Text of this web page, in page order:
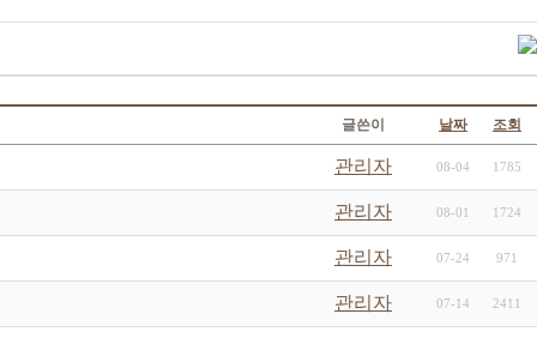
글쓴이 날짜 조회
관리자 08-04 1785
관리자 08-01 1724
관리자 07-24 971
관리자 07-14 2411